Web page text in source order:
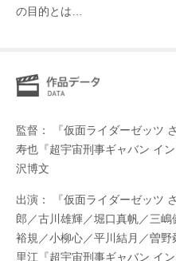
の目的とは…
監督： 『仮面ライダーゼッツ
寿也『超宇宙刑事ギャバン イ
沢博文
出演： 『仮面ライダーゼッツ
郎／古川雄輝／堀口真帆／三
裕規／小柳心／平川結月／曽
里江『超宇宙刑事ギャバン イ